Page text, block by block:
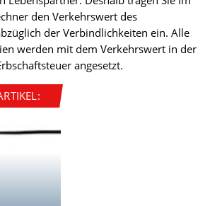
den Verkehrswert des
der Verbindlichkeiten ein. Alle
werden mit dem Verkehrswert in der
angesetzt.